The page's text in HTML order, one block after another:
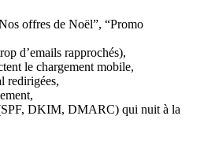
offres de Noël”, “Promo
d’emails rapprochés),
le chargement mobile,
redirigées,
DKIM, DMARC) qui nuit à la